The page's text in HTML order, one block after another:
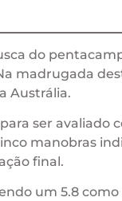
do
madrugada
Austrália.
ser
manobras
final.
um 5.8